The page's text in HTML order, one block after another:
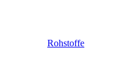
Rohstoffe